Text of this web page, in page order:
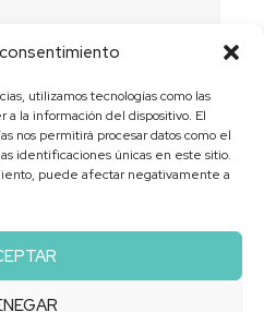
utilizamos tecnologías como las
a la información del dispositivo. El
nos permitirá procesar datos como el
identificaciones únicas en este sitio.
puede afectar negativamente a